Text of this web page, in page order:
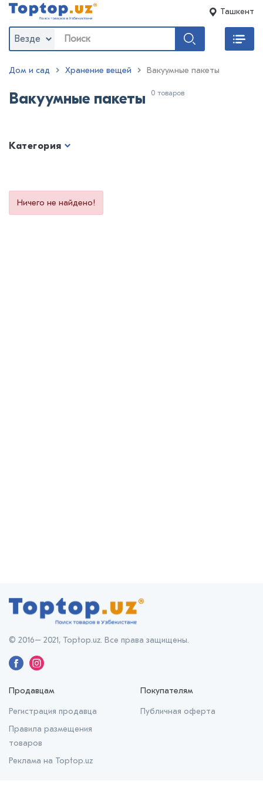
Ташкент
Везде
Дом и сад Хранение вещей Вакуумные пакеты
Вакуумные пакеты 0 товаров
Категория
Ничего не найдено!
Продавцам
Регистрация продавца
Правила размещения
товаров
Реклама на Toptop.uz
Покупателям
Публичная оферта
© 2016– 2021, Toptop.uz. Все права защищены.